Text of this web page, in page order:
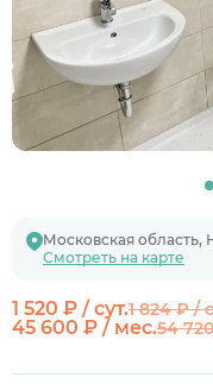
Московская область,
Смотреть на карте
1 520 ₽ / сут.1 824 ₽ /
45 600 ₽ / мес.54